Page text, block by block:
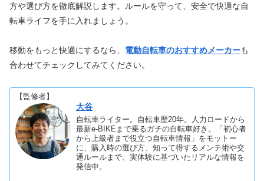
方や選び方を徹底解説します。ルールを守って、安全で快適な自
転車ライフを手に入れましょう。
移動をもっと快適にするなら、 電動自転車のおすすめメーカーも
合わせてチェックしてみてください。
【監修者】
大谷
自転車ライター。自転車歴20年。人力ロードから
最新e-BIKEまで乗るガチの自転車好き。「初心者
から上級者まで役立つ自転車情報」をモットー
に、購入時の選び方、知って得するメンテ術や交
通ルールまで、実体験に基づいたリアルな情報を
発信中。